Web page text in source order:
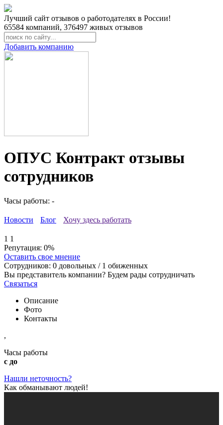
Лучший сайт отзывов о работодателях в России!
65584 компаний, 376497 живых отзывов
Добавить компанию
ОПУС Контракт отзывы
сотрудников
Часы работы: -
Новости Блог Хочу здесь работать
1 1
Репутация: 0%
Оставить свое мнение
Сотрудников: 0 довольных / 1 обиженных
Вы представитель компании? Будем рады сотрудничать
Связаться
Описание
Фото
Контакты
,
Часы работы
с до
Нашли неточность?
Как обманывают людей!